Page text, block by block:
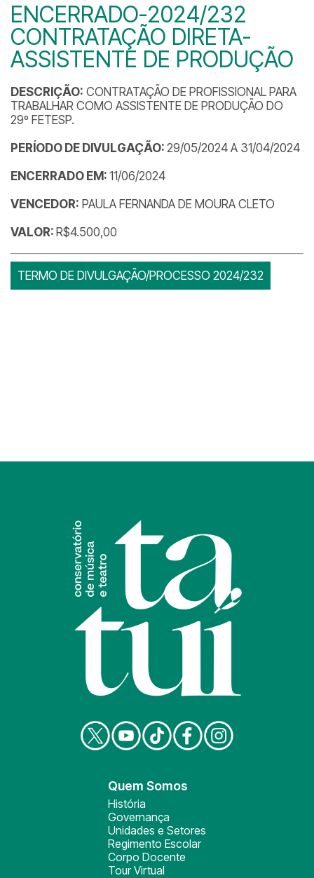
ENCERRADO-2024/232
CONTRATAÇÃO DIRETA-
ASSISTENTE DE PRODUÇÃO
DESCRIÇÃO: CONTRATAÇÃO DE PROFISSIONAL PARA
TRABALHAR COMO ASSISTENTE DE PRODUÇÃO DO
29º FETESP.
PERÍODO DE DIVULGAÇÃO: 29/05/2024 A 31/04/2024
ENCERRADO EM: 11/06/2024
VENCEDOR: PAULA FERNANDA DE MOURA CLETO
VALOR: R$4.500,00
TERMO DE DIVULGAÇÃO/PROCESSO 2024/232
Quem Somos
História
Governança
Unidades e Setores
Regimento Escolar
Corpo Docente
Tour Virtual